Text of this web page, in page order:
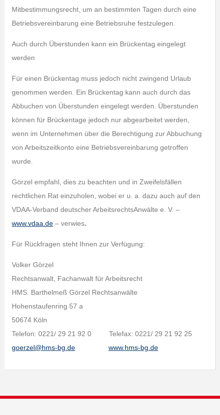
Mitbestimmungsrecht, um an bestimmten Tagen durch eine
Betriebsvereinbarung eine Betriebsruhe festzulegen.
Auch durch Überstunden kann ein Brückentag eingelegt
werden
Für einen Brückentag muss jedoch nicht zwingend Urlaub
genommen werden. Ein Brückentag kann auch durch das
Abbuchen von Überstunden eingelegt werden. Überstunden
können für Brückentage jedoch nur abgearbeitet werden,
wenn im Unternehmen über die Berechtigung zur Abbuchung
von Arbeitszeitkonto eine Betriebsvereinbarung getroffen
wurde.
Görzel empfahl, dies zu beachten und in Zweifelsfällen
rechtlichen Rat einzuholen, wobei er u. a. dazu auch auf den
VDAA-Verband deutscher ArbeitsrechtsAnwälte e. V. –
www.vdaa.de– verwies.
Für Rückfragen steht Ihnen zur Verfügung:
Volker Görzel
Rechtsanwalt, Fachanwalt für Arbeitsrecht
HMS. Barthelmeß Görzel Rechtsanwälte
Hohenstaufenring 57 a
50674 Köln
Telefon: 0221/ 29 21 92 0 Telefax: 0221/ 29 21 92 25
goerzel@hms-bg.de
www.hms-bg.de